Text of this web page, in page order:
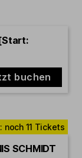
buchen
SCHMIDT